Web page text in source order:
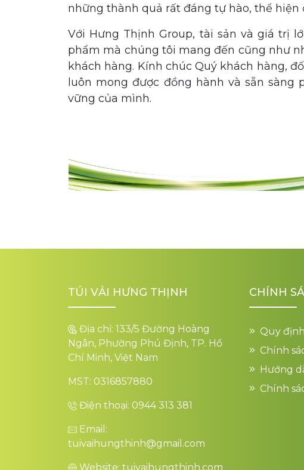
những thành quả rất đáng tự hào, thể
Với Hưng Thịnh Group, tài sản và giá trị
phẩm mà chúng tôi mang đến cũng như
khách hàng. Kính chúc Quý khách hàng,
luôn mong được đồng hành và sẵn
vững của mình.
TÚI VẢI HƯNG THỊNH
Địa chỉ: 133/5 Đường Hoàng
Ngân, Phường Phú Định, TP. Hồ
Chí Minh, Việt Nam
MST: 0316857880
Điện thoại: 0944 313 381
Email:
tuivaihungthinh@gmail.com
Website: tuivaihungthinh.com
CHÍNH
Quy
Chính
Hướng
Chính